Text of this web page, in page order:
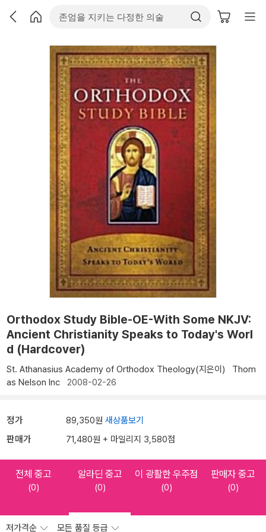
Orthodox Study Bible-OE-With Some NKJV:
Ancient Christianity Speaks to Today's Worl
d (Hardcover)
St. Athanasius Academy of Orthodox Theology(지은이)
Thom
as Nelson Inc 2008-02-26
정가 89,350원 새상품보기
판매가 71,480원 + 마일리지 3,580점
전체 중고
(0)
알라딘 중고
(0)
이 광활한 우주점
(0)
판매자 중고
(0)
저가격순 모든 품질 등급